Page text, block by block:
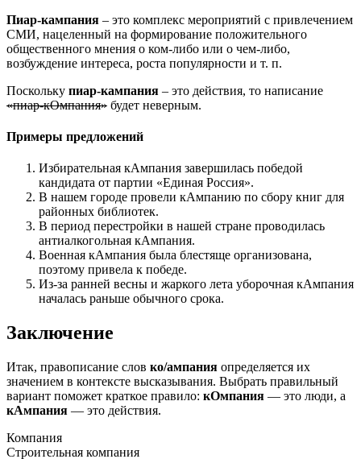
Пиар-кампания – это комплекс мероприятий с привлечением
СМИ, нацеленный на формирование положительного
общественного мнения о ком-либо или о чем-либо,
возбуждение интереса, роста популярности и т. п.
Поскольку пиар-кампания – это действия, то написание
«пиар-кОмпания» будет неверным.
Примеры предложений
Избирательная кАмпания завершилась победой
кандидата от партии «Единая Россия».
В нашем городе провели кАмпанию по сбору книг для
районных библиотек.
В период перестройки в нашей стране проводилась
антиалкогольная кАмпания.
Военная кАмпания была блестяще организована,
поэтому привела к победе.
Из-за ранней весны и жаркого лета уборочная кАмпания
началась раньше обычного срока.
Заключение
Итак, правописание слов ко/ампания определяется их
значением в контексте высказывания. Выбрать правильный
вариант поможет краткое правило: кОмпания — это люди, а
кАмпания — это действия.
Компания
Строительная компания